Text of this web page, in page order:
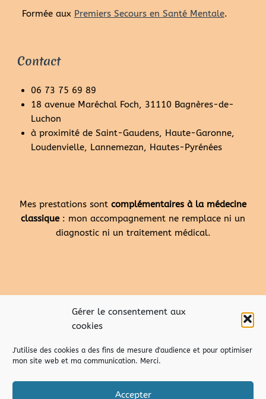
Gérer le consentement aux
cookies
J'utilise des cookies a des fins de mesure d'audience et pour optimiser
mon site web et ma communication. Merci.
Accepter
Formée aux Premiers Secours en Santé Mentale.
Contact
06 73 75 69 89
18 avenue Maréchal Foch, 31110 Bagnères-de-
Luchon
à proximité de Saint-Gaudens, Haute-Garonne,
Loudenvielle, Lannemezan, Hautes-Pyrénées
Mes prestations sont complémentaires à la médecine
classique : mon accompagnement ne remplace ni un
diagnostic ni un traitement médical.